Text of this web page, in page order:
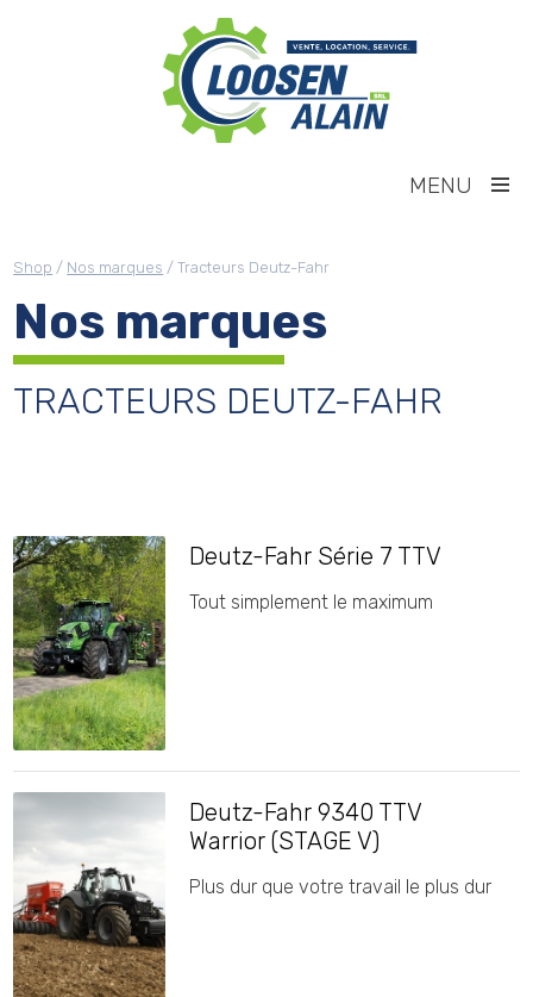
MENU
Shop / Nos marques / Tracteurs Deutz-Fahr
Nos marques
TRACTEURS DEUTZ-FAHR
Deutz-Fahr Série 7 TTV
Tout simplement le maximum
Deutz-Fahr 9340 TTV
Warrior (STAGE V)
Plus dur que votre travail le plus dur